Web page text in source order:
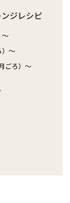
ジレシピ
〜
）〜
ごろ）〜